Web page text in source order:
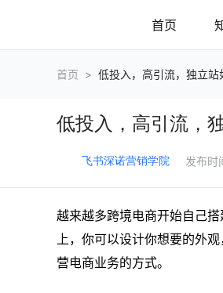
首页
营销推广
首页 > 低投入，高引流，独立站
低投入，高引流，
飞书深诺营销学院 发布时
越来越多跨境电商开始自己
上，你可以设计你想要的外
营电商业务的方式。